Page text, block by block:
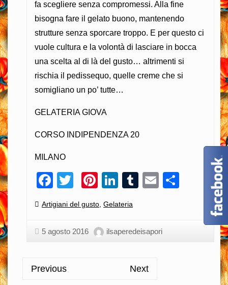
fa scegliere senza compromessi. Alla fine
bisogna fare il gelato buono, mantenendo
strutture senza sporcare troppo. E per questo ci
vuole cultura e la volontà di lasciare in bocca
una scelta al di là del gusto… altrimenti si
rischia il pedissequo, quelle creme che si
somigliano un po’ tutte…
GELATERIA GIOVA
CORSO INDIPENDENZA 20
MILANO
Facebook
TwitterPinterest
LinkedIn
Tumblr
Email
Categories:
Artigiani del gusto, Gelateria
5 agosto 2016 ilsaperedeisapori
Previous Next